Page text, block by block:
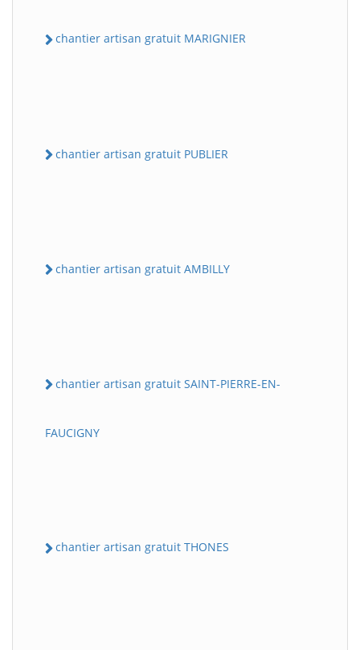
chantier artisan gratuit MARIGNIER
chantier artisan gratuit PUBLIER
chantier artisan gratuit AMBILLY
chantier artisan gratuit SAINT-PIERRE-EN-
FAUCIGNY
chantier artisan gratuit THONES